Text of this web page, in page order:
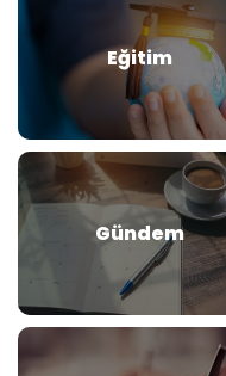
Eğitim
Gündem